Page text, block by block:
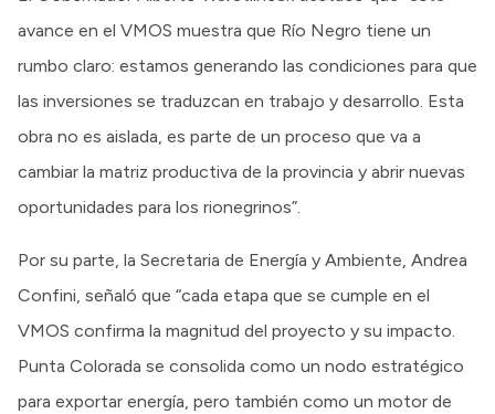
avance en el VMOS muestra que Río Negro tiene un
rumbo claro: estamos generando las condiciones para que
las inversiones se traduzcan en trabajo y desarrollo. Esta
obra no es aislada, es parte de un proceso que va a
cambiar la matriz productiva de la provincia y abrir nuevas
oportunidades para los rionegrinos”.
Por su parte, la Secretaria de Energía y Ambiente, Andrea
Confini, señaló que “cada etapa que se cumple en el
VMOS confirma la magnitud del proyecto y su impacto.
Punta Colorada se consolida como un nodo estratégico
para exportar energía, pero también como un motor de